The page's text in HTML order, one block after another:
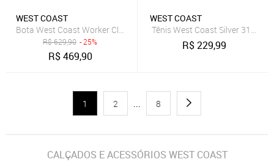
WEST COAST
Bota West Coast Worker Classic Marrom
R$629,90 - 25%
R$469,90
WEST COAST
Tênis West Coast Silver
R$229,99
1 2 ... 8
CALÇADOS E ACESSÓRIOS WEST COAST